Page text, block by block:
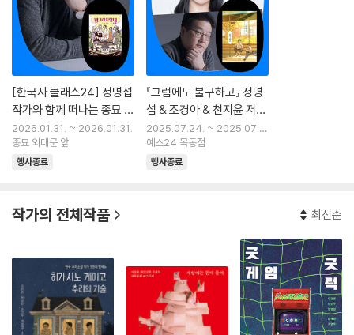
[한국사 클래스24] 정명섭
작가와 함께 떠나는 종묘 탐
방
2026.01.31. ~ 2026.01.31.
종묘 외대문 앞
행사종료
『그럼에도 불구하고』 정명
섭 & 조경아 & 천지윤 저자
북토크
2025.07.24. ~ 2025.07.2
4.
예스24 목동점
행사종료
작가의 전체작품 최신순